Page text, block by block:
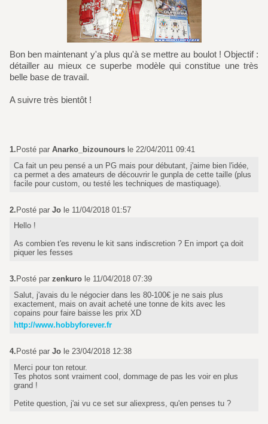
Bon ben maintenant y'a plus qu'à se mettre au boulot ! Objectif :
détailler au mieux ce superbe modèle qui constitue une très
belle base de travail.
A suivre très bientôt !
1. Posté par Anarko_bizounours le 22/04/2011 09:41
Ca fait un peu pensé a un PG mais pour débutant, j'aime bien l'idée,
ca permet a des amateurs de découvrir le gunpla de cette taille (plus
facile pour custom, ou testé les techniques de mastiquage).
2.Posté par Jo le 11/04/2018 01:57
Hello !
As combien t'es revenu le kit sans indiscretion ? En import ça doit
piquer les fesses
3. Posté par zenkuro le 11/04/2018 07:39
Salut, j'avais du le négocier dans les 80-100€ je ne sais plus
exactement, mais on avait acheté une tonne de kits avec les
copains pour faire baisse les prix XD
http://www.hobbyforever.fr
4.Posté par Jo le 23/04/2018 12:38
Merci pour ton retour.
Tes photos sont vraiment cool, dommage de pas les voir en plus
grand !
Petite question, j'ai vu ce set sur aliexpress, qu'en penses tu ?